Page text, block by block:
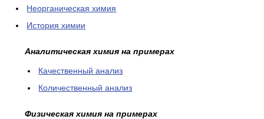
Неорганическая химия
История химии
Аналитическая химия на примерах
Качественный анализ
Количественный анализ
Физическая химия на примерах